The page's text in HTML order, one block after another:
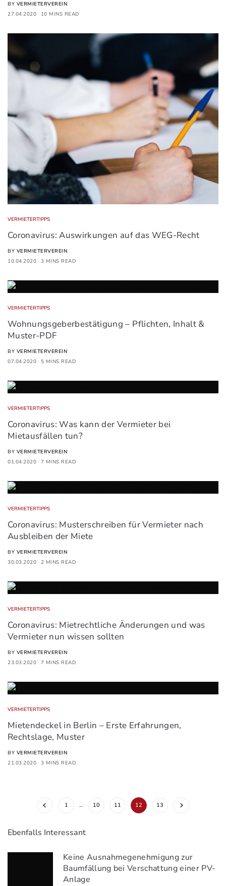
BY VERMIETERVEREIN
27.04.2020
10 MINS READ
VERMIETERTIPPS
Coronavirus: Auswirkungen auf das WEG-Recht
BY VERMIETERVEREIN
10.04.2020
3 MINS READ
VERMIETERTIPPS
Wohnungsgeberbestätigung – Pflichten, Inhalt &
Muster-PDF
BY VERMIETERVEREIN
07.04.2020
5 MINS READ
VERMIETERTIPPS
Coronavirus: Was kann der Vermieter bei
Mietausfällen tun?
BY VERMIETERVEREIN
01.04.2020
7 MINS READ
VERMIETERTIPPS
Coronavirus: Musterschreiben für Vermieter nach
Ausbleiben der Miete
BY VERMIETERVEREIN
30.03.2020
2 MINS READ
VERMIETERTIPPS
Coronavirus: Mietrechtliche Änderungen und was
Vermieter nun wissen sollten
BY VERMIETERVEREIN
23.03.2020
7 MINS READ
VERMIETERTIPPS
Mietendeckel in Berlin – Erste Erfahrungen,
Rechtslage, Muster
BY VERMIETERVEREIN
21.03.2020
3 MINS READ
1 … 10 11 12 13
Ebenfalls Interessant
Keine Ausnahmegenehmigung zur
Baumfällung bei Verschattung einer PV-
Anlage